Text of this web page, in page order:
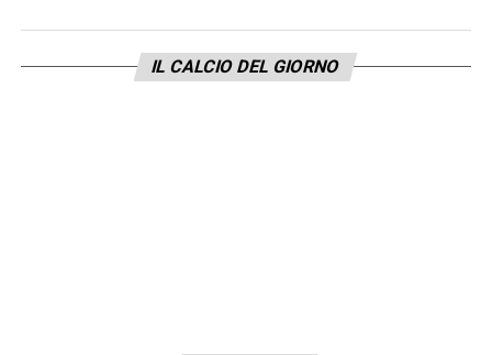
accontentare di portarsi a+4.
IL CALCIO DEL GIORNO